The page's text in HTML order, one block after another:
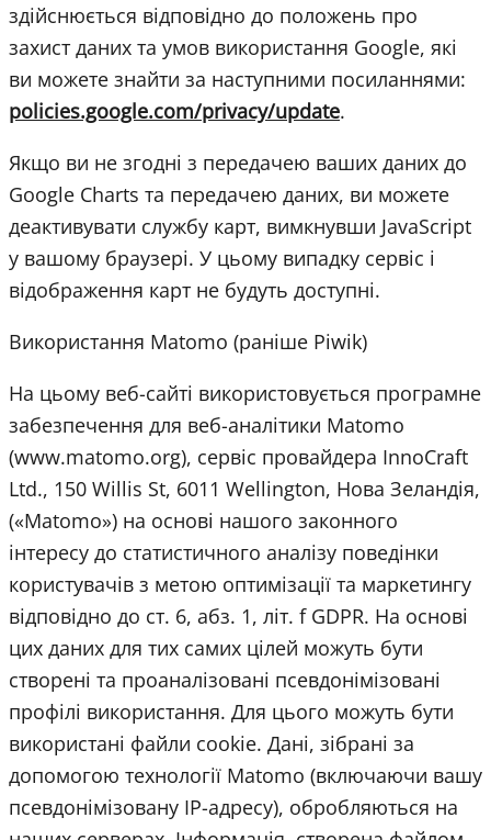
здійснюється відповідно до положень про
захист даних та умов використання Google, які
ви можете знайти за наступними посиланнями:
policies.google.com/privacy/update.
Якщо ви не згодні з передачею ваших даних до
Google Charts та передачею даних, ви можете
деактивувати службу карт, вимкнувши JavaScript
у вашому браузері. У цьому випадку сервіс і
відображення карт не будуть доступні.
Використання Matomo (раніше Piwik)
На цьому веб-сайті використовується програмне
забезпечення для веб-аналітики Matomo
(www.matomo.org), сервіс провайдера InnoCraft
Ltd., 150 Willis St, 6011 Wellington, Нова Зеландія,
(«Matomo») на основі нашого законного
інтересу до статистичного аналізу поведінки
користувачів з метою оптимізації та маркетингу
відповідно до ст. 6, абз. 1, літ. f GDPR. На основі
цих даних для тих самих цілей можуть бути
створені та проаналізовані псевдонімізовані
профілі використання. Для цього можуть бути
використані файли cookie. Дані, зібрані за
допомогою технології Matomo (включаючи вашу
псевдонімізовану IP-адресу), обробляються на